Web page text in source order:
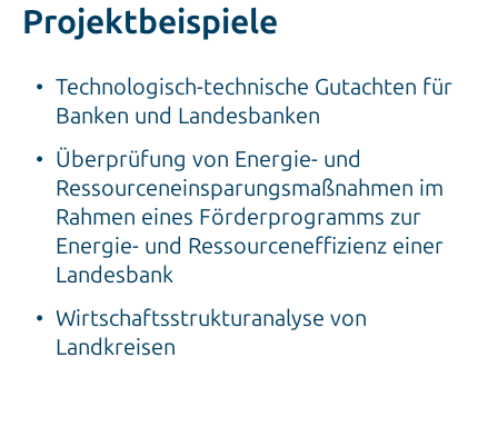
Projektbeispiele
Technologisch-technische Gutachten für
Banken und Landesbanken
Überprüfung von Energie- und
Ressourceneinsparungsmaßnahmen im
Rahmen eines Förderprogramms zur
Energie- und Ressourceneffizienz einer
Landesbank
Wirtschaftsstrukturanalyse von
Landkreisen